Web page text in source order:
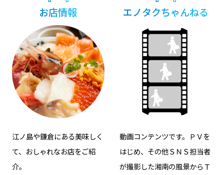
お店情報
江ノ島や鎌倉にある美味しく
て、おしゃれなお店をご紹
介。
エノタクちゃんねる
動画コンテンツです。ＰＶを
はじめ、その他ＳＮＳ担当者
が撮影した湘南の風景からＴ